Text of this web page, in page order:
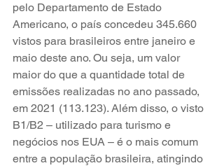
pelo Departamento de Estado
Americano, o país concedeu 345.660
vistos para brasileiros entre janeiro e
maio deste ano. Ou seja, um valor
maior do que a quantidade total de
emissões realizadas no ano passado,
em 2021 (113.123). Além disso, o visto
B1/B2 – utilizado para turismo e
negócios nos EUA – é o mais comum
entre a população brasileira, atingindo